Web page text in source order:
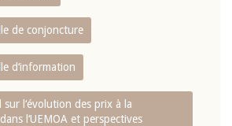
de conjoncture
d‘information
l‘évolution des prix à la
l‘UEMOA et perspectives